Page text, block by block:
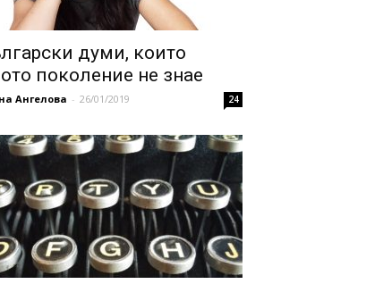
думи, които
поколение не знае
Ангелова - 26/01/2019 24